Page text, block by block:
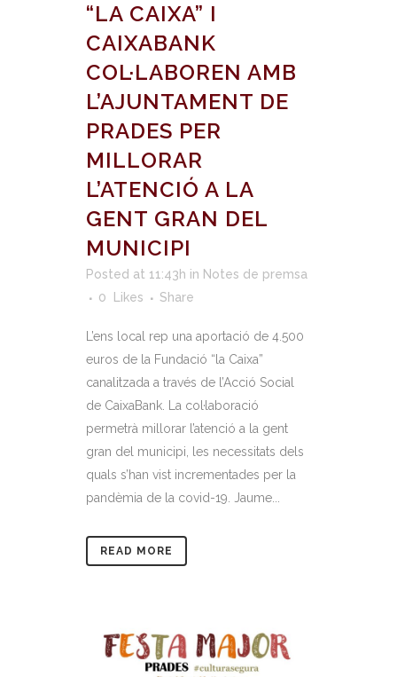
“LA CAIXA” I
CAIXABANK
COL·LABOREN AMB
L’AJUNTAMENT DE
PRADES PER
MILLORAR
L’ATENCIÓ A LA
GENT GRAN DEL
MUNICIPI
Posted at 11:43h in Notes de premsa
0
Likes Share
L’ens local rep una aportació de 4.500
euros de la Fundació “la Caixa”
canalitzada a través de l’Acció Social
de CaixaBank. La col·laboració
permetrà millorar l’atenció a la gent
gran del municipi, les necessitats dels
quals s’han vist incrementades per la
pandèmia de la covid-19. Jaume...
READ MORE